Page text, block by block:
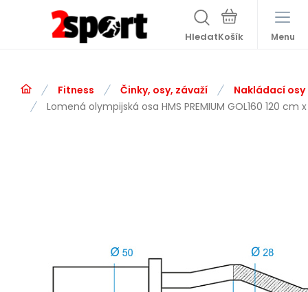
Hledat Menu
Fitness Činky, osy, závaží
Nakládací osy
Lomená olympijská osa HMS PREMIUM GOL160 120 cm